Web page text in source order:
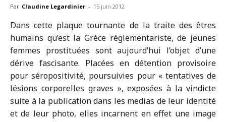
Par Claudine Legardinier - 15 juin 2012
Dans cette plaque tournante de la traite des êtres
humains qu’est la Grèce réglementariste, de jeunes
femmes prostituées sont aujourd’hui l’objet d’une
dérive fascisante. Placées en détention provisoire
pour séropositivité, poursuivies pour « tentatives de
lésions corporelles graves », exposées à la vindicte
suite à la publication dans les medias de leur identité
et de leur photo, elles incarnent en effet une image